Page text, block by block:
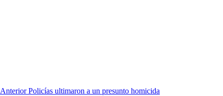
Anterior Policías ultimaron a un presunto homicida